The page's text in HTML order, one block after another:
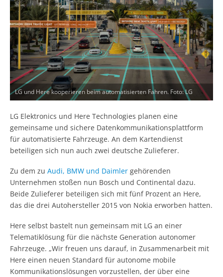
LG und Here kooperieren beim automatisierten Fahren. Foto: LG
LG Elektronics und Here Technologies planen eine
gemeinsame und sichere Datenkommunikationsplattform
für automatisierte Fahrzeuge. An dem Kartendienst
beteiligen sich nun auch zwei deutsche Zulieferer.
Zu dem zu Audi, BMW und Daimler gehörenden
Unternehmen stoßen nun Bosch und Continental dazu.
Beide Zulieferer beteiligen sich mit fünf Prozent an Here,
das die drei Autohersteller 2015 von Nokia erworben hatten.
Here selbst bastelt nun gemeinsam mit LG an einer
Telematiklösung für die nächste Generation autonomer
Fahrzeuge. „Wir freuen uns darauf, in Zusammenarbeit mit
Here einen neuen Standard für autonome mobile
Kommunikationslösungen vorzustellen, der über eine